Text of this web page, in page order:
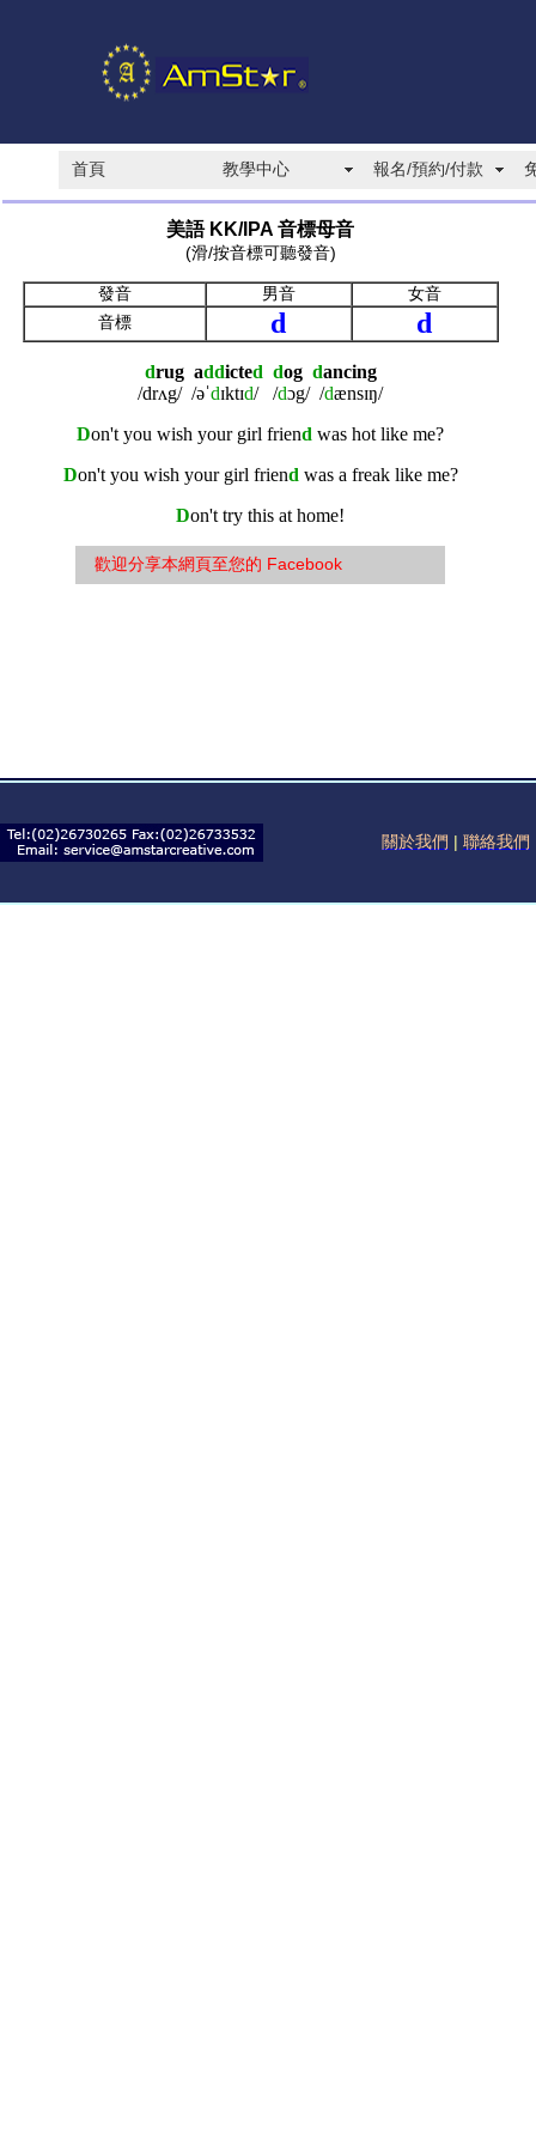
首頁 教學中心 報名/預約/付款
美語 KK/IPA 音標母音
(滑/按音標可聽發音)
發音 男音
女音
音標
d d
drug addicted dogdancing
/drʌg/ /əˈdɪktɪd/ /dɔg/ /dænsɪŋ/
Don't you wish your girl friend was hot like me?
Don't you wish your girl friend was a freak like me?
Don't try this at home!
歡迎分享本網頁至您的 Facebook
關於我們 | 聯絡我們